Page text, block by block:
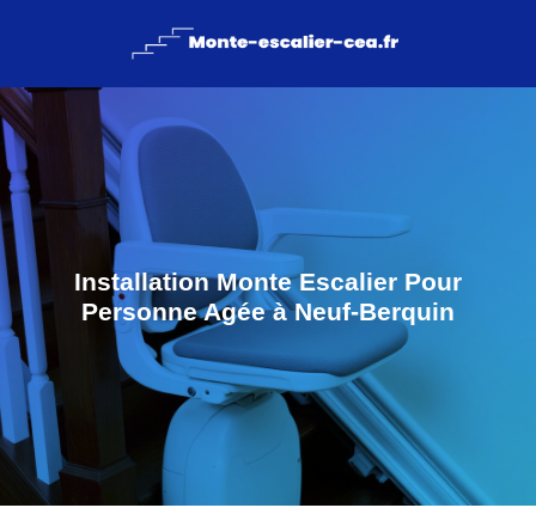
Installation Monte Escalier Pour
Personne Agée à Neuf-Berquin